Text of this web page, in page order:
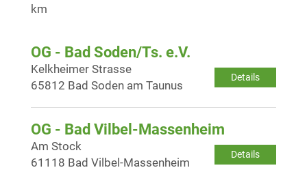
km
OG - Bad Soden/Ts. e.V.
Details
Kelkheimer Strasse
65812 Bad Soden am Taunus
OG - Bad Vilbel-Massenheim
Details
Am Stock
61118 Bad Vilbel-Massenheim